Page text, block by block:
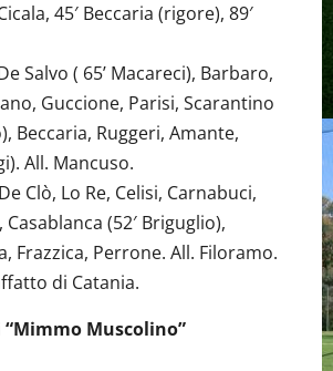
45′ Beccaria (rigore), 89′
Salvo ( 65’ Macareci), Barbaro,
Guccione, Parisi, Scarantino
Beccaria, Ruggeri, Amante,
All. Mancuso.
De Clò, Lo Re, Celisi, Carnabuci,
(52′ Briguglio),
Frazzica, Perrone. All. Filoramo.
di Catania.
“Mimmo Muscolino”